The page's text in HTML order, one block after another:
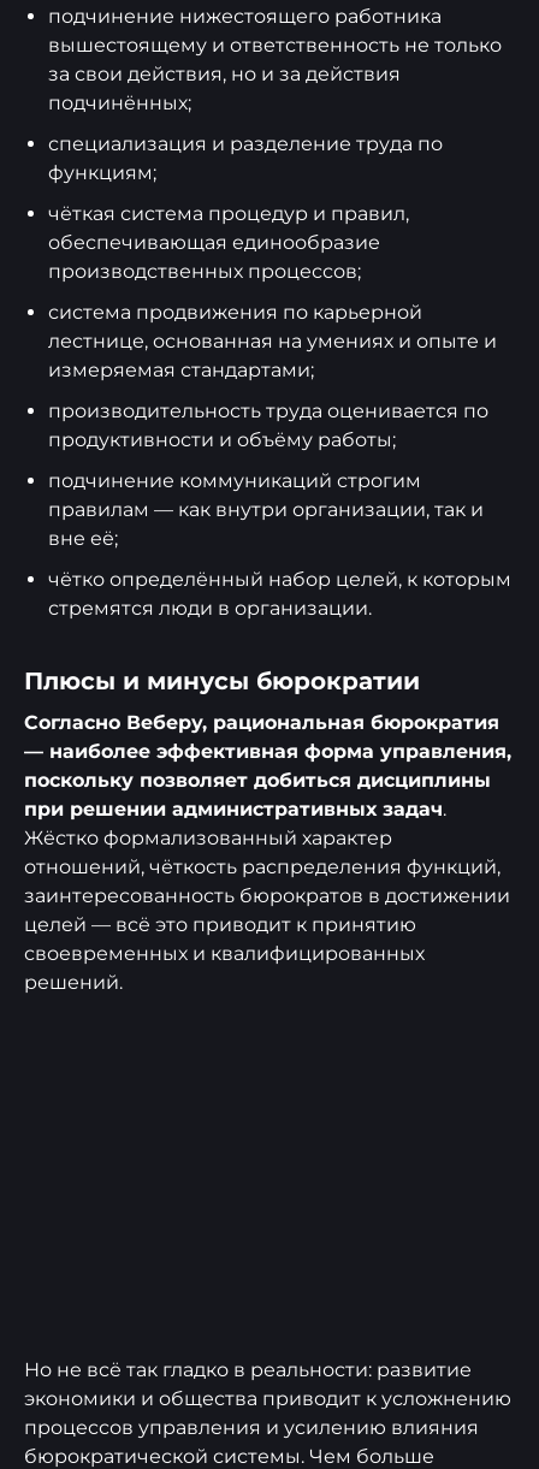
подчинение нижестоящего работника
вышестоящему и ответственность не только
за свои действия, но и за действия
подчинённых;
специализация и разделение труда по
функциям;
чёткая система процедур и правил,
обеспечивающая единообразие
производственных процессов;
система продвижения по карьерной
лестнице, основанная на умениях и опыте и
измеряемая стандартами;
производительность труда оценивается по
продуктивности и объёму работы;
подчинение коммуникаций строгим
правилам — как внутри организации, так и
вне её;
чётко определённый набор целей, к которым
стремятся люди в организации.
Плюсы и минусы бюрократии
Согласно Веберу, рациональная бюрократия
— наиболее эффективная форма управления,
поскольку позволяет добиться дисциплины
при решении административных задач.
Жёстко формализованный характер
отношений, чёткость распределения функций,
заинтересованность бюрократов в достижении
целей — всё это приводит к принятию
своевременных и квалифицированных
решений.
Но не всё так гладко в реальности: развитие
экономики и общества приводит к усложнению
процессов управления и усилению влияния
бюрократической системы. Чем больше